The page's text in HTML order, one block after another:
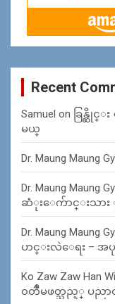
Recent
Samuel on ခြန္ဆို
မယ္
Dr. Maung Maung
Dr. Maung Maung
ဆံုးေက်ာင္းသား ျ
Dr. Maung Maung
ပာင္းလဲေရး – အ
Ko Zaw Zaw Han
၀တၳဳမဖတ္သည့္ ပည